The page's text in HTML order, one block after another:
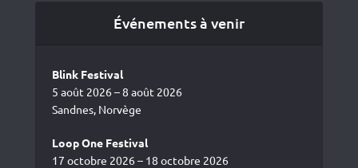
Événements à venir
Blink Festival
5 août 2026 – 8 août 2026
Sandnes, Norvège
Loop One Festival
17 octobre 2026 – 18 octobre 2026